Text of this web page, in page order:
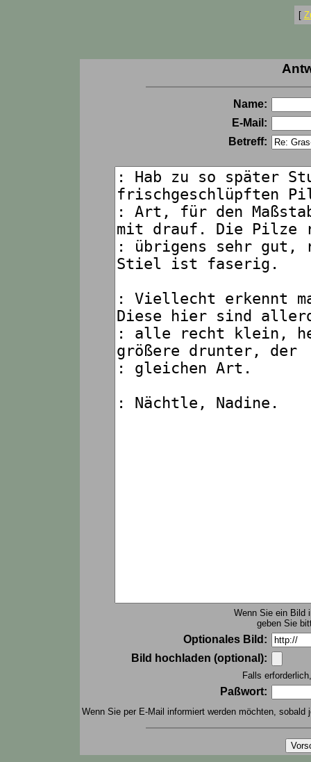
[
Name:
E-Mail:
Betreff:
Wenn Sie ein Bild
geben Sie
Optionales Bild:
Bild hochladen (optional):
Falls
Paßwort:
Wenn Sie per E-Mail informiert werden möchten,